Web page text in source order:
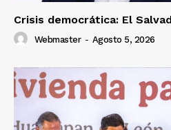
Crisis democrática: El
Webmaster - Agosto 5, 2026